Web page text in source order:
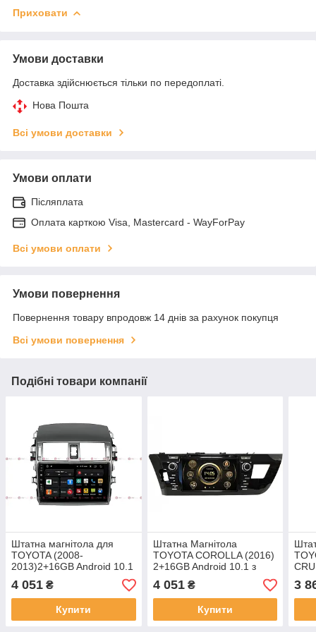
Приховати
Умови доставки
Доставка здійснюється тільки по передоплаті.
Нова Пошта
Всі умови доставки
Умови оплати
Післяплата
Оплата карткою Visa, Mastercard - WayForPay
Всі умови оплати
Умови повернення
Повернення товару впродовж 14 днів за рахунок покупця
Всі умови повернення
Подібні товари компанії
Штатна магнітола для
TOYOTA (2008-
2013)2+16GB Android 10.1
Оснащений Спеціальними
Відео - і Аудіороз'ємами
4 051 ₴
Купити
Штатна Магнітола
TOYOTA COROLLA (2016)
2+16GB Android 10.1 з
Підтримкою Wi-fi, GPS і
Bluetooth Модуля
4 051₴
Купити
Wi-
3